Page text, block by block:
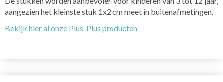
aangezien het kleinste stuk 1x2 cm meet in buitenafmetingen.
Bekijk hier al onze Plus-Plus producten